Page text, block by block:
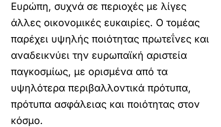
Ευρώπη, συχνά σε περιοχές με λίγες
άλλες οικονομικές ευκαιρίες. Ο τομέας
παρέχει υψηλής ποιότητας πρωτεΐνες και
αναδεικνύει την ευρωπαϊκή αριστεία
παγκοσμίως, με ορισμένα από τα
υψηλότερα περιβαλλοντικά πρότυπα,
πρότυπα ασφάλειας και ποιότητας στον
κόσμο.